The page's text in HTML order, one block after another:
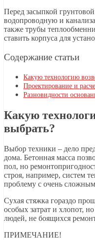
Перед засыпкой
водопроводную и
также трубы
ставить корпуса для
Содержание статьи
Какую технологию
Проектирование и
Разновидности
Какую
выбрать?
Выбор техники – дело
дома. Бетонная масса
пол, но
строя, например, систем
проблему с очень
Сухая стяжка гораздо
особых затрат и хлопот,
людей, не боящихся
ПРИМЕЧАНИЕ!